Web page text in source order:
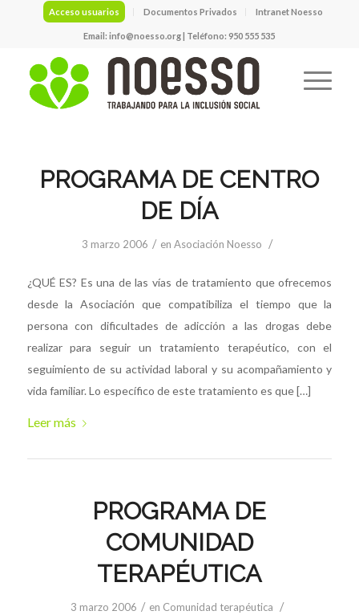
Acceso usuarios Documentos Privados Intranet Noesso
Email:info@noesso.org| Teléfono: 950 555 535
PROGRAMA DE CENTRO
DE DÍA
3 marzo 2006 / enAsociación Noesso /
¿QUÉ ES? Es una de las vías de tratamiento que ofrecemos
desde la Asociación que compatibiliza el tiempo que la
persona con dificultades de adicción a las drogas debe
realizar para seguir un tratamiento terapéutico, con el
seguimiento de su actividad laboral y su acompañamiento y
vida familiar. Lo específico de este tratamiento es que […]
Leer más
PROGRAMA DE
COMUNIDAD
TERAPÉUTICA
3 marzo 2006 / en Comunidad terapéutica /